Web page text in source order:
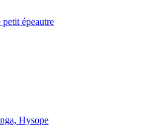
épeautre
Hysope